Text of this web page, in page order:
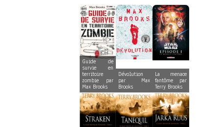
Guide de
survie en
territoire
zombie par
Max Brooks
Dévolution
par Max
Brooks
La menace
fantôme par
Terry Brooks